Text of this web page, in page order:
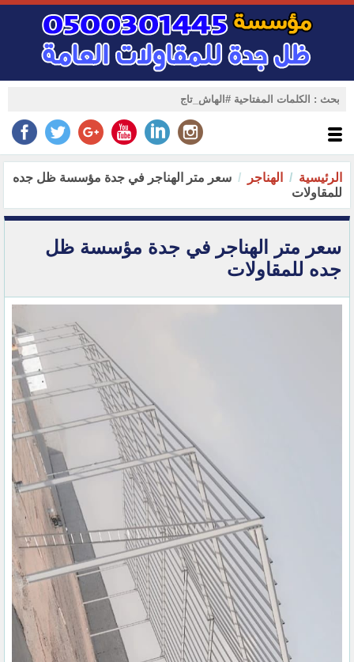
الرئيسية الهناجر
سعر متر الهناجر في جدة مؤسسة ظل جده
للمقاولات
سعر متر الهناجر في جدة مؤسسة ظل
جده للمقاولات